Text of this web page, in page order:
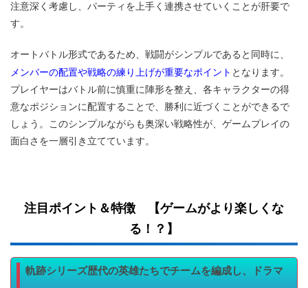
注意深く考慮し、パーティを上手く連携させていくことが肝要で
す。
オートバトル形式であるため、戦闘がシンプルであると同時に、
メンバーの配置や戦略の練り上げが重要なポイント となります。
プレイヤーはバトル前に慎重に陣形を整え、各キャラクターの得
意なポジションに配置することで、勝利に近づくことができるで
しょう。このシンプルながらも奥深い戦略性が、ゲームプレイの
面白さを一層引き立てています。
注目ポイント＆特徴 【ゲームがより楽しくな
る！？】
軌跡シリーズ歴代の英雄たちでチームを編成し、ドラマ